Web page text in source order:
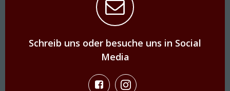
Schreib uns oder besuche uns in Social
Media